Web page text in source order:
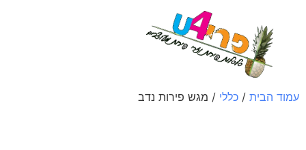
עמוד הבית / כללי / מגש פירות נדב